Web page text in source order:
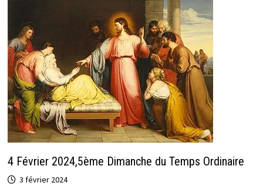
4 Février 2024,5ème Dimanche du Temps Ordinaire
3 février 2024